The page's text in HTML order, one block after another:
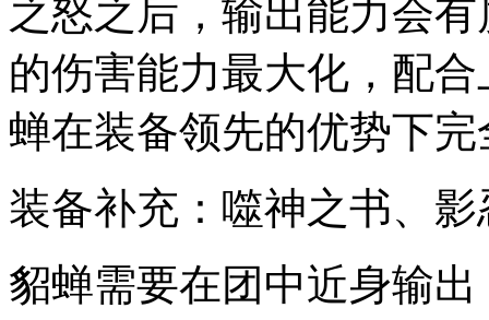
之怒之后，输出能力会
的伤害能力最大化，配
蝉在装备领先的优势下
装备补充：噬神之书、
貂蝉需要在团中近身输